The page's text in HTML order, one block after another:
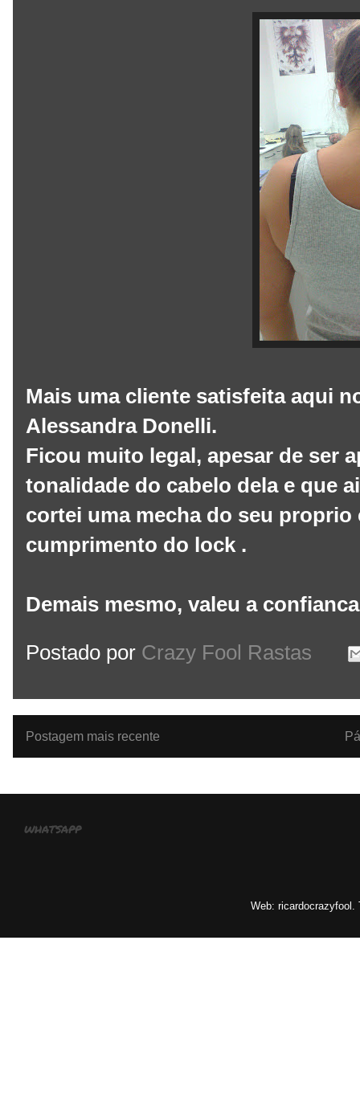
Mais uma cliente satisfeita aqui
Alessandra Donelli.
Ficou muito legal, apesar de ser
tonalidade do cabelo dela e que
cortei uma mecha do seu
cumprimento do lock .
Demais mesmo, valeu a
Postado por Crazy Fool Rastas
Postagem mais recente
whatsapp
Web: